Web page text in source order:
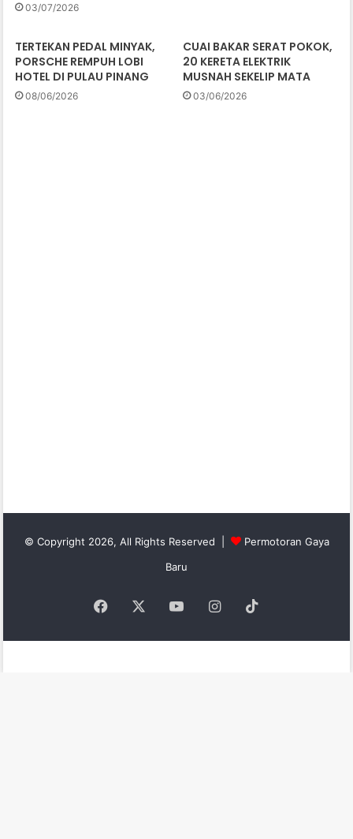
03/07/2026
TERTEKAN PEDAL MINYAK,
PORSCHE REMPUH LOBI
HOTEL DI PULAU PINANG
08/06/2026
CUAI BAKAR SERAT POKOK,
20 KERETA ELEKTRIK
MUSNAH SEKELIP MATA
03/06/2026
© Copyright 2026, All Rights Reserved |
Permotoran Gaya
Baru
Facebook YouTubeInstagram